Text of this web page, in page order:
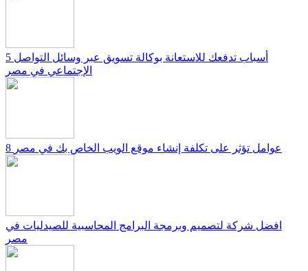
5 أسباب تدفعك للاستعانة بوكالة تسويق عبر وسائل التواصل
الإجتماعي في مصر
8 عوامل تؤثر على تكلفة إنشاء موقع الويب الخاص بك في مصر
افضل شركة لتصميم وبرمجة البرامج المحاسبية للصيدليات في
مصر